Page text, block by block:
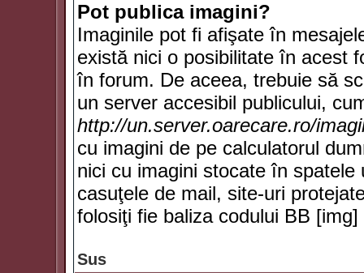
Pot publica imagini?
Imaginile pot fi afişate în
există nici o posibilitate în acest
în forum. De aceea, trebuie să
un server accesibil publicului,
http://un.server.oarecare.ro/
cu imagini de pe calculatorul
nici cu imagini stocate în
casuţele de mail, site-uri
folosiţi fie baliza codului BB
Sus